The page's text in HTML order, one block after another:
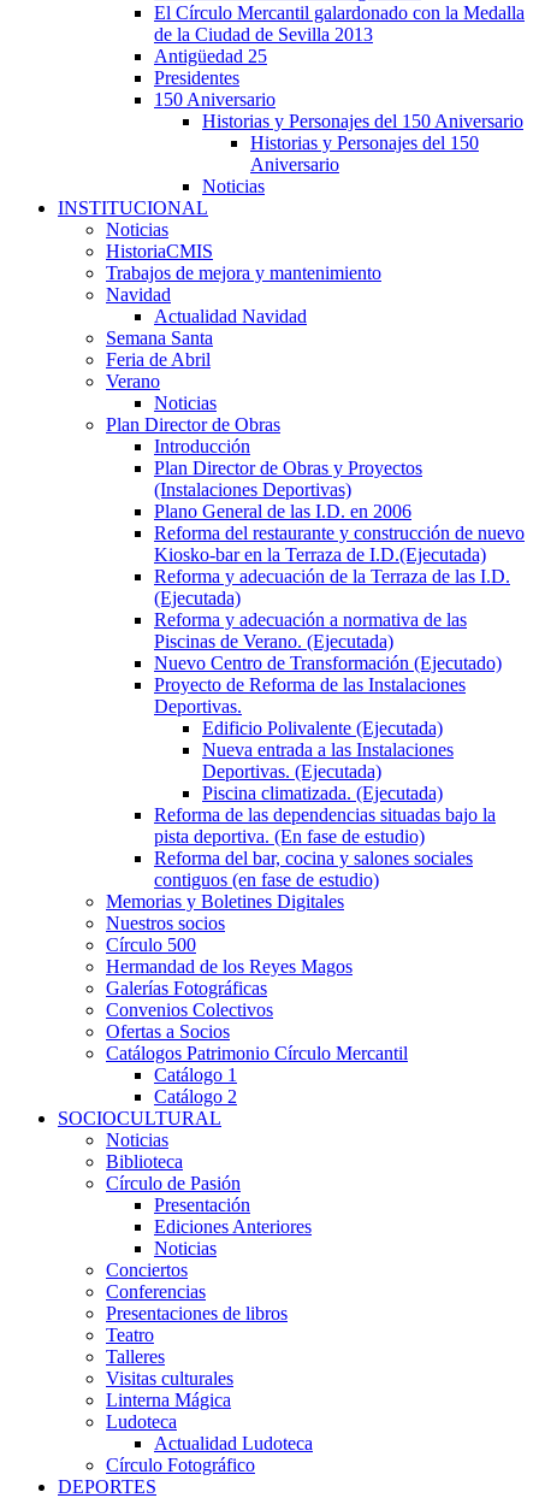
El Círculo Mercantil galardonado con la Medalla
de la Ciudad de Sevilla 2013
Antigüedad 25
Presidentes
150 Aniversario
Historias y Personajes del 150 Aniversario
Historias y Personajes del 150
Aniversario
Noticias
INSTITUCIONAL
Noticias
HistoriaCMIS
Trabajos de mejora y mantenimiento
Navidad
Actualidad Navidad
Semana Santa
Feria de Abril
Verano
Noticias
Plan Director de Obras
Introducción
Plan Director de Obras y Proyectos
(Instalaciones Deportivas)
Plano General de las I.D. en 2006
Reforma del restaurante y construcción de nuevo
Kiosko-bar en la Terraza de I.D.(Ejecutada)
Reforma y adecuación de la Terraza de las I.D.
(Ejecutada)
Reforma y adecuación a normativa de las
Piscinas de Verano. (Ejecutada)
Nuevo Centro de Transformación (Ejecutado)
Proyecto de Reforma de las Instalaciones
Deportivas.
Edificio Polivalente (Ejecutada)
Nueva entrada a las Instalaciones
Deportivas. (Ejecutada)
Piscina climatizada. (Ejecutada)
Reforma de las dependencias situadas bajo la
pista deportiva. (En fase de estudio)
Reforma del bar, cocina y salones sociales
contiguos (en fase de estudio)
Memorias y Boletines Digitales
Nuestros socios
Círculo 500
Hermandad de los Reyes Magos
Galerías Fotográficas
Convenios Colectivos
Ofertas a Socios
Catálogos Patrimonio Círculo Mercantil
Catálogo 1
Catálogo 2
SOCIOCULTURAL
Noticias
Biblioteca
Círculo de Pasión
Presentación
Ediciones Anteriores
Noticias
Conciertos
Conferencias
Presentaciones de libros
Teatro
Talleres
Visitas culturales
Linterna Mágica
Ludoteca
Actualidad Ludoteca
Círculo Fotográfico
DEPORTES